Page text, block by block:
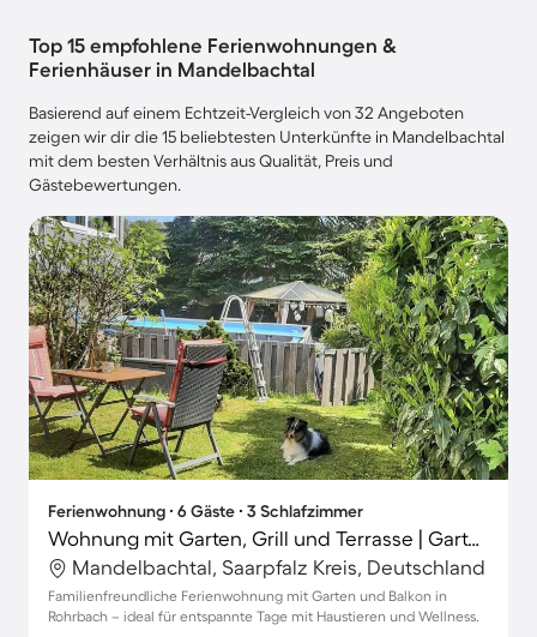
Top 15 empfohlene Ferienwohnungen &
Ferienhäuser in Mandelbachtal
Basierend auf einem Echtzeit-Vergleich von 32 Angeboten
zeigen wir dir die 15 beliebtesten Unterkünfte in Mandelbachtal
mit dem besten Verhältnis aus Qualität, Preis und
Gästebewertungen.
Ferienwohnung ∙ 6 Gäste ∙ 3 Schlafzimmer
Wohnung mit Garten, Grill und Terrasse | Gartenblick
Mandelbachtal, Saarpfalz Kreis, Deutschland
Familienfreundliche Ferienwohnung mit Garten und Balkon in
Rohrbach – ideal für entspannte Tage mit Haustieren und Wellness.